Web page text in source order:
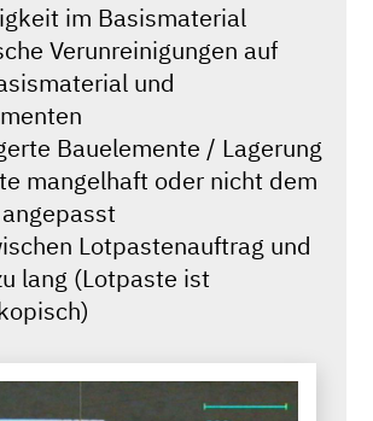
im Basismaterial
Verunreinigungen auf
und
Bauelemente / Lagerung
mangelhaft oder nicht dem
Lotpastenauftrag und
lang (Lotpaste ist